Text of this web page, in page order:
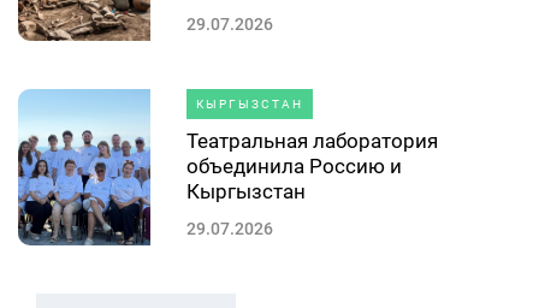
29.07.2026
КЫРГЫЗСТАН
Театральная лаборатория
объединила Россию и
Кыргызстан
29.07.2026